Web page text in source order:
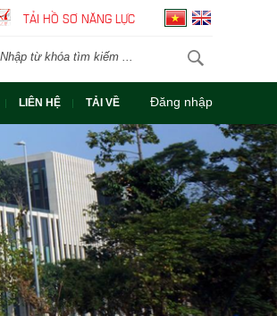
TẢI HỒ SƠ NĂNG LỰC
LIÊN HỆ TẢI VỀ Đăng nhập